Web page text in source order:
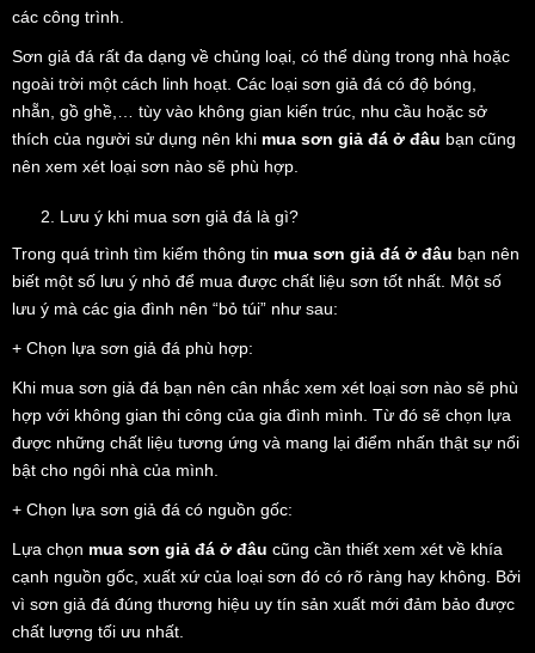
các công trình.
Sơn giả đá rất đa dạng về chủng loại, có thể dùng trong nhà hoặc
ngoài trời một cách linh hoạt. Các loại sơn giả đá có độ bóng,
nhẵn, gồ ghề,… tùy vào không gian kiến trúc, nhu cầu hoặc sở
thích của người sử dụng nên khi mua sơn giả đá ở đâu bạn cũng
nên xem xét loại sơn nào sẽ phù hợp.
Lưu ý khi mua sơn giả đá là gì?
Trong quá trình tìm kiếm thông tin mua sơn giả đá ở đâu bạn nên
biết một số lưu ý nhỏ để mua được chất liệu sơn tốt nhất. Một số
lưu ý mà các gia đình nên “bỏ túi” như sau:
+ Chọn lựa sơn giả đá phù hợp:
Khi mua sơn giả đá bạn nên cân nhắc xem xét loại sơn nào sẽ phù
hợp với không gian thi công của gia đình mình. Từ đó sẽ chọn lựa
được những chất liệu tương ứng và mang lại điểm nhấn thật sự nổi
bật cho ngôi nhà của mình.
+ Chọn lựa sơn giả đá có nguồn gốc:
Lựa chọn mua sơn giả đá ở đâu cũng cần thiết xem xét về khía
cạnh nguồn gốc, xuất xứ của loại sơn đó có rõ ràng hay không. Bởi
vì sơn giả đá đúng thương hiệu uy tín sản xuất mới đảm bảo được
chất lượng tối ưu nhất.